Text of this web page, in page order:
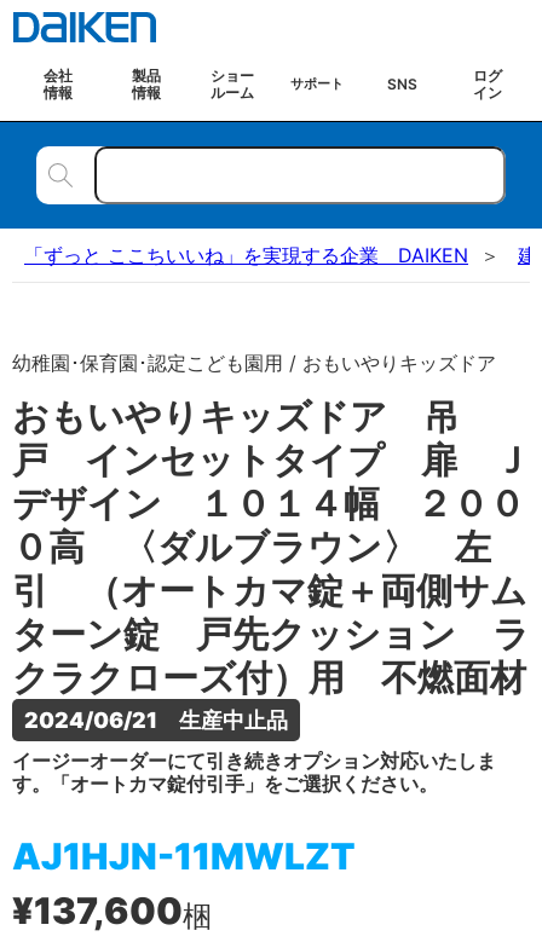
会社
情報
製品
情報
ショー
ルーム
サポート SNS
ログ
イン
「ずっと ここちいいね」を実現する企業 DAIKEN 建
幼稚園･保育園･認定こども園用 / おもいやりキッズドア
おもいやりキッズドア 吊
戸 インセットタイプ 扉 Ｊ
デザイン １０１４幅 ２００
０高 〈ダルブラウン〉 左
引 （オートカマ錠＋両側サム
ターン錠 戸先クッション ラ
クラクローズ付）用 不燃面材
2024/06/21　生産中止品
イージーオーダーにて引き続きオプション対応いたしま
す。「オートカマ錠付引手」をご選択ください。
AJ1HJN-11MWLZT
¥137,600梱